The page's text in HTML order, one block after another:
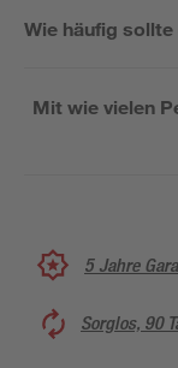
Wie häufig
Mit wie vielen
5 Jahre
Sorglos, 90